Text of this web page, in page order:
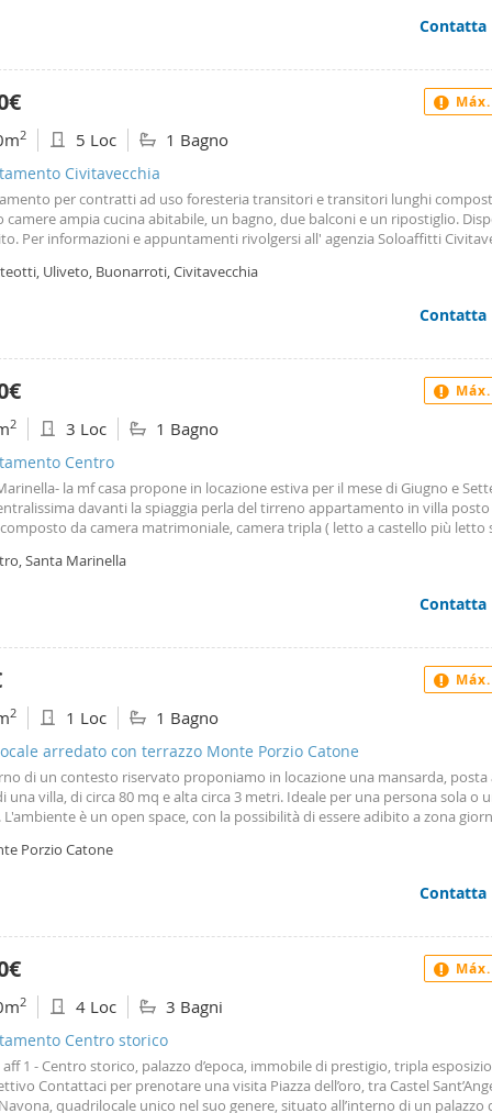
Contatta
2 5 Loc 1 Bagno
Civitavecchia
per contratti ad uso foresteria transitori e transitori lunghi
ampia cucina abitabile, un bagno, due balconi e un ripostiglio.
Per informazioni e appuntamenti rivolgersi all' agenzia Soloaffitti
Uliveto, Buonarroti, Civitavecchia
Contatta
2 3 Loc 1 Bagno
Centro
la mf casa propone in locazione estiva per il mese di Giugno e
davanti la spiaggia perla del tirreno appartamento in villa
da camera matrimoniale, camera tripla ( letto a castello più letto
zona centrale a pochi passi dal mare, da tutti i servizi principali e dalla
di alcun tipo. 5 posti letto. Per info e visite contattare il numero. ( )
Santa Marinella
Contatta
2 1 Loc 1 Bagno
arredato con terrazzo Monte Porzio Catone
di un contesto riservato proponiamo in locazione una mansarda, posta
una villa, di circa 80 mq e alta circa 3 metri. Ideale per una persona sola o
L'ambiente è un open space, con la possibilità di essere adibito a zona
situata al piano terra, è ad uso esclusivo. è inoltre possibile usufruire del
un terrazzo posto a livello. L'ampia finestra presente nella stanza
a norma, per una maggiore sicurezza e praticità. La locazione sarà
di tipo transitorio, con una durata massima di 6 mesi, inoltre per le
un forfettario di 75 € mensili.
Porzio Catone
Contatta
2 4 Loc 3 Bagni
Centro storico
aff 1 - Centro storico, palazzo d’epoca, immobile di prestigio, tripla
Contattaci per prenotare una visita Piazza dell’oro, tra Castel
quadrilocale unico nel suo genere, situato all’interno di un palazzo